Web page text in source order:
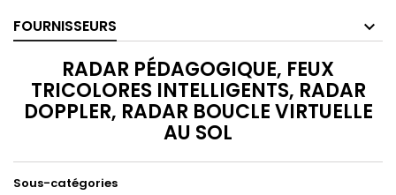
FOURNISSEURS
RADAR PÉDAGOGIQUE, FEUX
TRICOLORES INTELLIGENTS, RADAR
DOPPLER, RADAR BOUCLE VIRTUELLE
AU SOL
Sous-catégories